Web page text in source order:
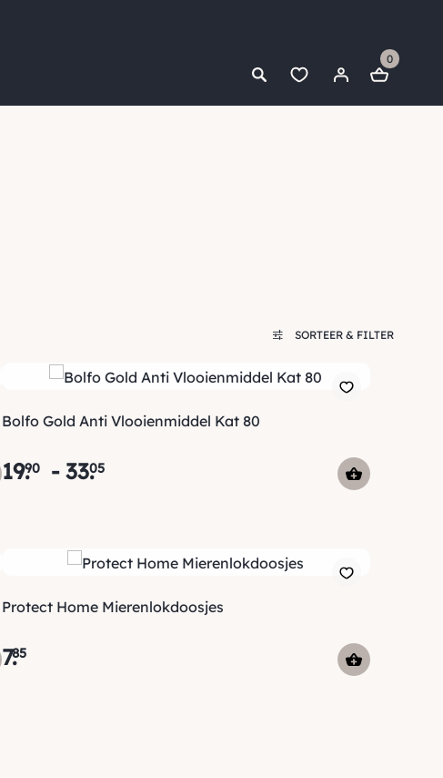
0
SORTEER & FILTER
Bolfo Gold Anti Vlooienmiddel Kat 80
19.90 - 33.05
Protect Home Mierenlokdoosjes
7.85